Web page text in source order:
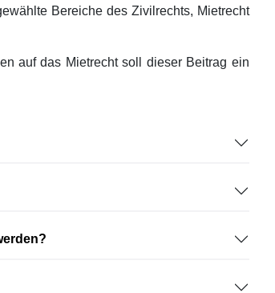
Bereiche des Zivilrechts, Mietrecht
auf das Mietrecht soll dieser Beitrag ein